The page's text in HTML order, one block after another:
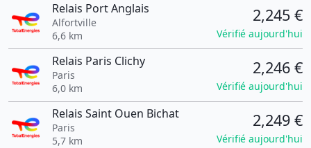
Relais Port Anglais
Alfortville
6,6 km
2,245 €
Vérifié aujourd'hui
Relais Paris Clichy
Paris
6,0 km
2,246 €
Vérifié aujourd'hui
Relais Saint Ouen Bichat
Paris
5,7 km
2,249 €
Vérifié aujourd'hui